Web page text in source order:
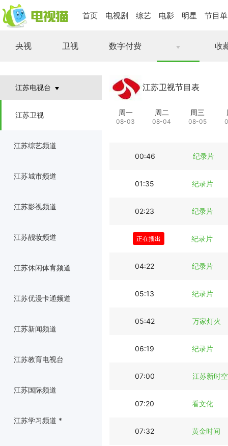
首页 电视剧 综艺 电影 明星 节目单
央视 卫视 数字付费 收
江苏电视台
江苏卫视
江苏综艺频道
江苏城市频道
江苏影视频道
江苏靓妆频道
江苏休闲体育频道
江苏优漫卡通频道
江苏新闻频道
江苏教育电视台
江苏国际频道
江苏学习频道 *
江苏卫视节目表
周一
08-03
周二
08-04
周三
08-05
00:46 纪录片
01:35 纪录片
02:23 纪录片
03:12
正在播出 纪录片
04:22 纪录片
05:13 纪录片
05:42 万家灯火
06:19 纪录片
07:00 江苏新时空
07:20 看文化
07:32 黄金时间